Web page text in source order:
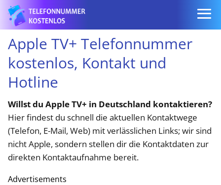
Apple TV+ Telefonnummer
kostenlos, Kontakt und
Hotline
Willst du Apple TV+ in Deutschland kontaktieren?
Hier findest du schnell die aktuellen Kontaktwege
(Telefon, E-Mail, Web) mit verlässlichen Links; wir sind
nicht Apple, sondern stellen dir die Kontaktdaten zur
direkten Kontaktaufnahme bereit.
Advertisements